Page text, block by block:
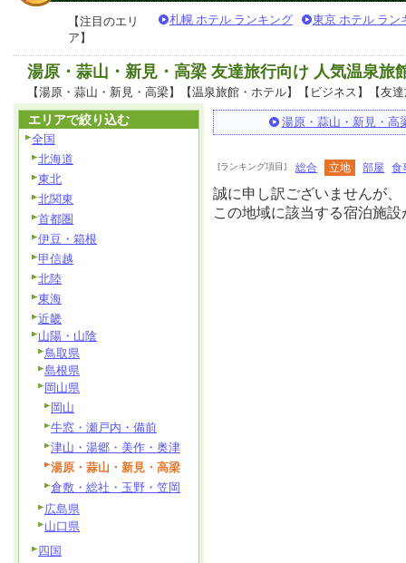
【注目のエリ
ア】
札幌 ホテル ランキング 東京 ホテル ラン
湯原・蒜山・新見・高梁 友達旅行向け 人気温泉
【湯原・蒜山・新見・高梁】【温泉旅館・ホテル】【ビジネス】【友
湯原・蒜山・新見・高
[ランキング項目] 総合 立地 部屋 食
誠に申し訳ございませんが、
この地域に該当する宿泊施
エリアで絞り込む
全国
北海道
東北
北関東
首都圏
伊豆・箱根
甲信越
北陸
東海
近畿
山陽・山陰
鳥取県
島根県
岡山県
岡山
牛窓・瀬戸内・備前
津山・湯郷・美作・奥津
湯原・蒜山・新見・高梁
倉敷・総社・玉野・笠岡
広島県
山口県
四国